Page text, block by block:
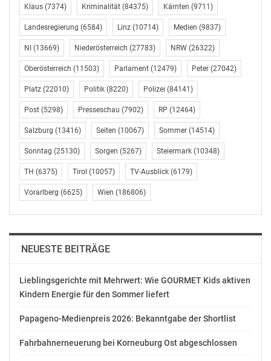
verlassen. Damit sich aus einer
Meinungsverschiedenheit keine unüberbrückbaren
Differenzen entwickeln, kann ein systemisches
Konfliktmanagement notwendig sein.“ erklärt Mag.
Dagmar Stanzig, Psychologin und eine von drei
KopfSchritte-Geschäftsführerinnen. KopfSchritte ist ein
systemisches Business-Coachingunternehmen, in dem
Einzel- und Teamcoachings angeboten werden,
Ausbildungen für Führungskräfte im Bereich
systemisches Denken und Führen sowie
Prozessbegleitungen bei Change- und
Strategieprojekten. [www.kopfschritte.at]
(http://www.kopfschritte.at )
u.a. durch ein gesundes Selbst- und
Beziehungsmanagement seine Wahrnehmung
kann.
Die Teilnahme ist frei, um Anmeldung wird gebeten:
Klaus (7374) Kriminalität (84375) Kärnten (9711)
Landesregierung (6584) Linz (10714) Medien (9837)
NI (13669) Niederösterreich (27783) NRW (26322)
Oberösterreich (11503) Parlament (12479) Peter (27042)
Platz (22010) Politik (8220) Polizei (84141)
Post (5298) Presseschau (7902) RP (12464)
Salzburg (13416) Seiten (10067) Sommer (14514)
Sonntag (25130) Sorgen (5267) Steiermark (10348)
TH (6375) Tirol (10057) TV-Ausblick (6179)
Vorarlberg (6625) Wien (186806)
NEUESTE BEITRÄGE
Lieblingsgerichte mit Mehrwert: Wie GOURMET Kids aktiven
Kindern Energie für den Sommer liefert
Papageno-Medienpreis 2026: Bekanntgabe der Shortlist
Fahrbahnerneuerung bei Korneuburg Ost abgeschlossen